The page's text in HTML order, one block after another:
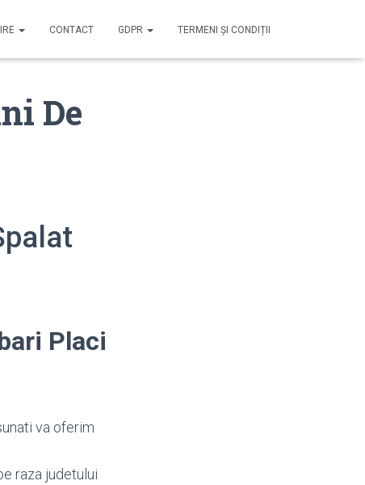
CONTACT GDPR TERMENI ȘI CONDIȚII
De
Placi
va oferim
raza judetului